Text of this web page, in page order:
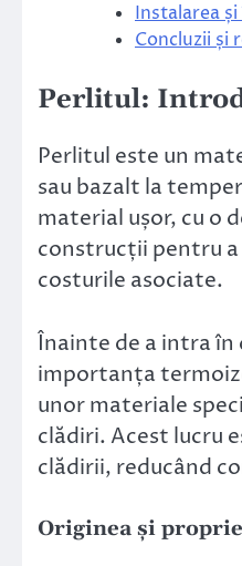
Instalarea
Concluzii și
Perlitul:
Perlitul este un
sau bazalt la
material ușor, cu o
construcții pentru a
costurile asociate.
Înainte de a intra
importanța
unor materiale
clădiri. Acest lucru
clădirii, reducând
Originea și